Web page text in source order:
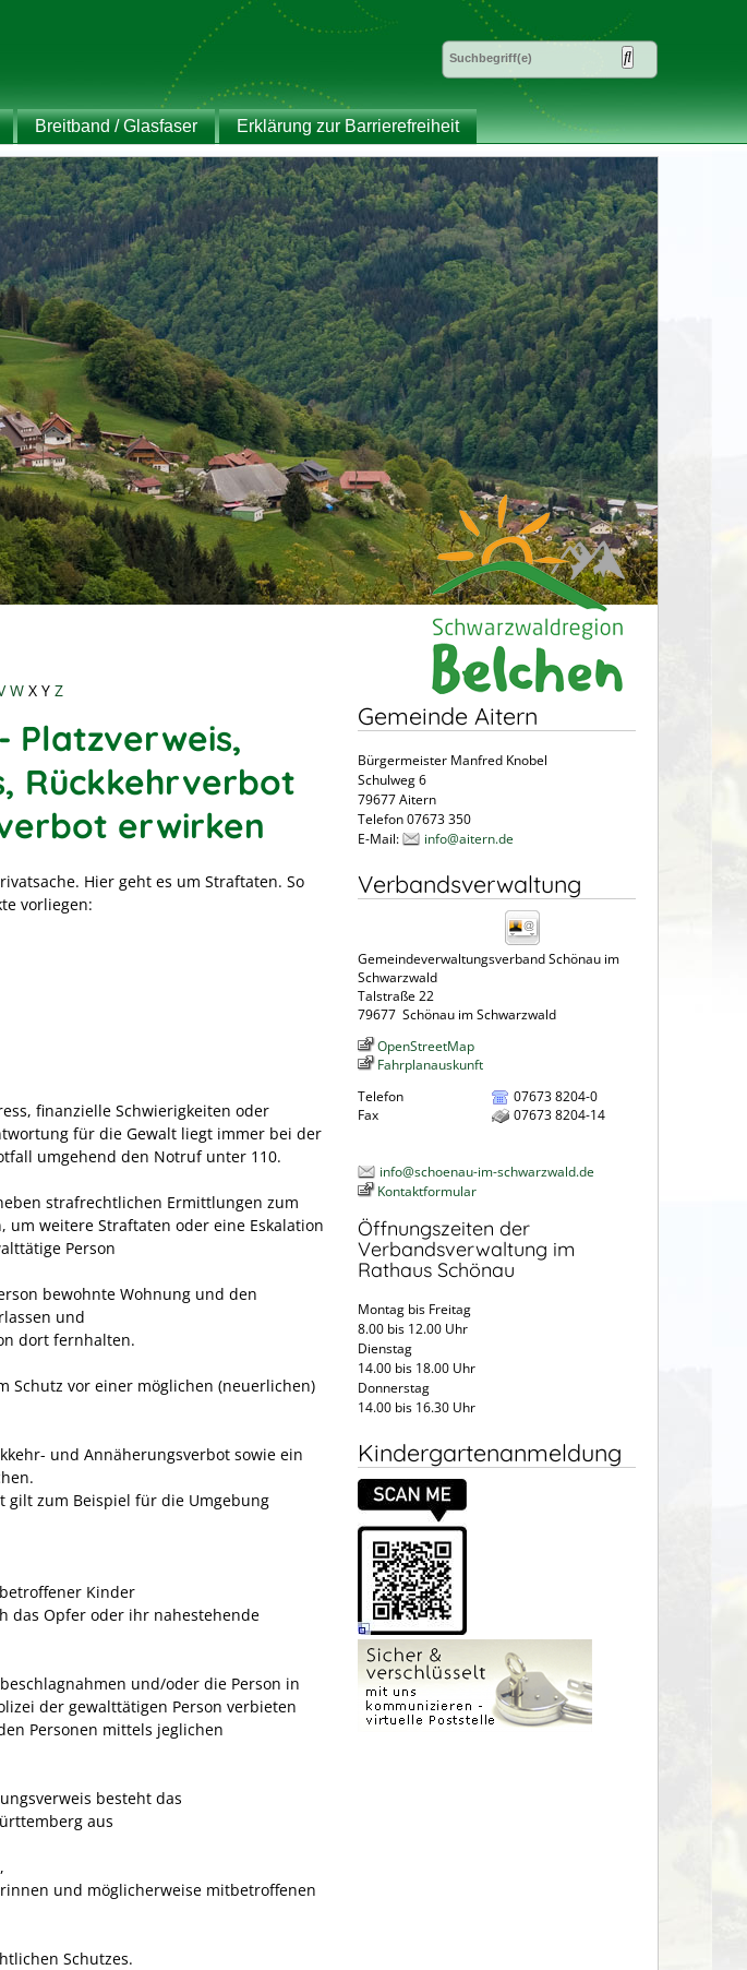
Breitband / Glasfaser Erklärung zur Barrierefreiheit
W X Y Z
Platzverweis,
Rückkehrverbot
erwirken
Hier geht es um Straftaten. So
vorliegen:
finanzielle Schwierigkeiten oder
für die Gewalt liegt immer bei der
umgehend den Notruf unter 110.
strafrechtlichen Ermittlungen zum
um weitere Straftaten oder eine Eskalation
Person
bewohnte Wohnung und den
und
dort fernhalten.
Schutz vor einer möglichen (neuerlichen)
und Annäherungsverbot sowie ein
gilt zum Beispiel für die Umgebung
Kinder
das Opfer oder ihr nahestehende
und/oder die Person in
der gewalttätigen Person verbieten
Personen mittels jeglichen
besteht das
aus
und möglicherweise mitbetroffenen
Schutzes.
Gemeinde Aitern
Bürgermeister Manfred Knobel
Schulweg 6
79677 Aitern
Telefon 07673 350
E-Mail:
info@aitern.de
Verbandsverwaltung
Gemeindeverwaltungsverband Schönau im
Schwarzwald
Talstraße 22
79677 Schönau im Schwarzwald
OpenStreetMap
Fahrplanauskunft
Telefon
07673 8204-0
Fax
07673 8204-14
info@schoenau-im-schwarzwald.de
Kontaktformular
Öffnungszeiten der
Verbandsverwaltung im
Rathaus Schönau
Montag bis Freitag
8.00 bis 12.00 Uhr
Dienstag
14.00 bis 18.00 Uhr
Donnerstag
14.00 bis 16.30 Uhr
Kindergartenanmeldung